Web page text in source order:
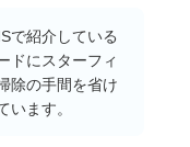
で紹介している
ドにスターフィ
除の手間を省け
います。